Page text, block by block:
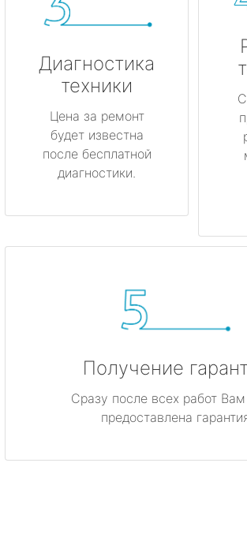
Диагностика
техники
Цена за ремонт
будет известна
после бесплатной
диагностики.
Получение
Сразу после всех работ Вам
предоставлена